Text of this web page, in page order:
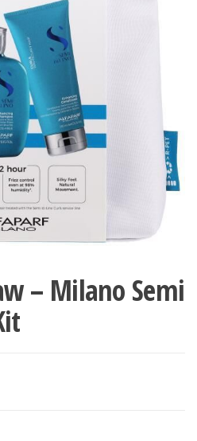
– Milano Semi